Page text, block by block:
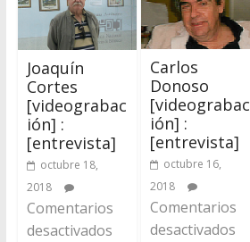
Joaquín
Cortes
[videograbac
ión] :
[entrevista]
octubre 18,
2018
Comentarios
desactivados
Carlos
Donoso
[videograbac
ión] :
[entrevista]
octubre 16,
2018
Comentarios
desactivados